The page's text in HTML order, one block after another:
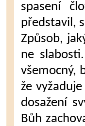
spasení
představil,
Způsob,
ne
všemocný,
že
dosažení
Bůh